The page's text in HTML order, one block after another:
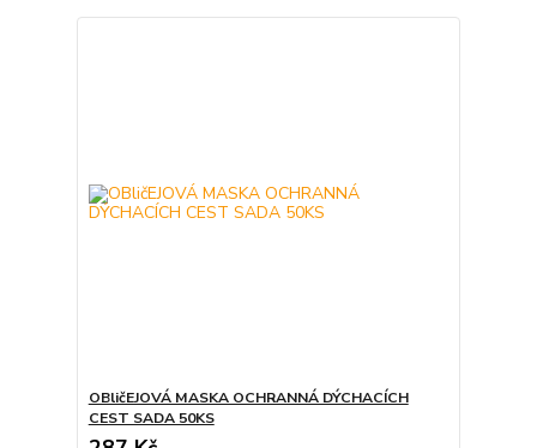
OBličEJOVÁ MASKA OCHRANNÁ DÝCHACÍCH
CEST SADA 50KS